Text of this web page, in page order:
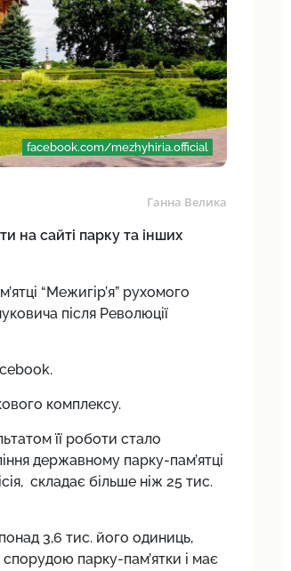
facebook.com/mezhyhiria.official
Ганна Велика
на сайті парку та інших
“Межигір’я” рухомого
після Революції
комплексу.
її роботи стало
державному парку-пам’ятці
складає більше ніж 25 тис.
3,6 тис. його одиниць,
парку-пам’ятки і має